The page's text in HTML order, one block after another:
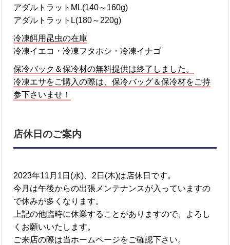
アダルトラットML(140～160g)
アダルトラットL(180～220g)
冷凍餌用昆虫の在庫
冷凍イエコ・冷凍フタホシ・冷凍イナゴ
保冷バック＆保冷材の無料提供は終了しました。
冷凍エサをご購入の際は、保冷バッグ＆保冷材をご持
参下さいませ！
店休日のご案内
2023年11月1日(水)、2日(木)は店休日です。
今月は午後からの出張メンテナンスが入っていますの
で休みが多くなります。
上記の他臨時に休業することがありますので、よろし
くお願いいたします。
ご来店の際は当ホームページをご確認下さい。